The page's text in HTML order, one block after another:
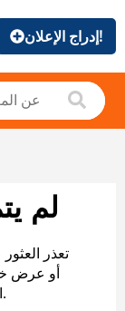
إدراج الإعلان!
لم
تعذر
الخاصة بنا لمساعدتك في العثور على ما تريد.